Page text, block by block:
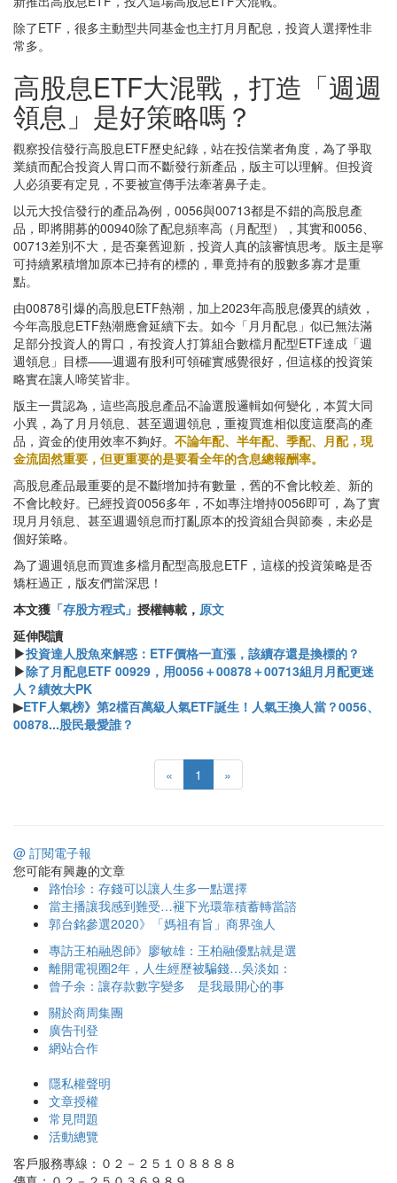
除了ETF，很多主動型共同基金也主打月月配息，投資人選擇性非
常多。
高股息ETF大混戰，打造「週週
領息」是好策略嗎？
觀察投信發行高股息ETF歷史紀錄，站在投信業者角度，為了爭取
業績而配合投資人胃口而不斷發行新產品，版主可以理解。但投資
人必須要有定見，不要被宣傳手法牽著鼻子走。
以元大投信發行的產品為例，0056與00713都是不錯的高股息產
品，即將開募的00940除了配息頻率高（月配型），其實和0056、
00713差別不大，是否棄舊迎新，投資人真的該審慎思考。版主是寧
可持續累積增加原本已持有的標的，畢竟持有的股數多寡才是重
點。
由00878引爆的高股息ETF熱潮，加上2023年高股息優異的績效，
今年高股息ETF熱潮應會延續下去。如今「月月配息」似已無法滿
足部分投資人的胃口，有投資人打算組合數檔月配型ETF達成「週
週領息」目標——週週有股利可領確實感覺很好，但這樣的投資策
略實在讓人啼笑皆非。
版主一貫認為，這些高股息產品不論選股邏輯如何變化，本質大同
小異，為了月月領息、甚至週週領息，重複買進相似度這麼高的產
品，資金的使用效率不夠好。 不論年配、半年配、季配、月配，現
金流固然重要，但更重要的是要看全年的含息總報酬率。
高股息產品最重要的是不斷增加持有數量，舊的不會比較差、新的
不會比較好。已經投資0056多年，不如專注增持0056即可，為了實
現月月領息、甚至週週領息而打亂原本的投資組合與節奏，未必是
個好策略。
為了週週領息而買進多檔月配型高股息ETF，這樣的投資策略是否
矯枉過正，版友們當深思！
本文獲 「存股方程式」 授權轉載， 原文
延伸閱讀
▶投資達人股魚來解惑：ETF價格一直漲，該續存還是換標的？
▶除了月配息ETF 00929，用0056＋00878＋00713組月月配更迷
人？績效大PK
▶ETF人氣榜》第2檔百萬級人氣ETF誕生！人氣王換人當？0056、
00878...股民最愛誰？
« 1 »
@ 訂閱電子報
您可能有興趣的文章
路怡珍：存錢可以讓人生多一點選擇
當主播讓我感到難受…褪下光環靠積蓄轉當諮
郭台銘參選2020》「媽祖有旨」商界強人
專訪王柏融恩師》廖敏雄：王柏融優點就是選
離開電視圈2年，人生經歷被騙錢…吳淡如：
曾子余：讓存款數字變多 是我最開心的事
關於商周集團
廣告刊登
網站合作
隱私權聲明
文章授權
常見問題
活動總覽
客戶服務專線：０２－２５１０８８８８